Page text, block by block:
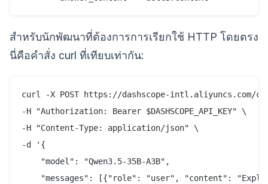
สำหรับนักพัฒนาที่ต้องการการเรียกใช้ HTTP โดยตรง
นี่คือคำสั่ง curl ที่เทียบเท่ากัน:
curl -X POST https://dashscope-intl.aliyuncs.com/
-H "Authorization: Bearer $DASHSCOPE_API_KEY" \
-H "Content-Type: application/json" \
-d '{
    "model": "Qwen3.5-35B-A3B",
"messages": [{"role": "user", "content":